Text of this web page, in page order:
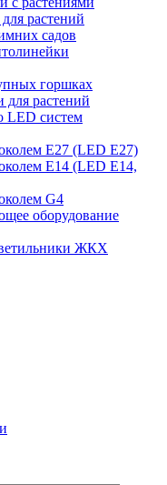
растений
садов
горшках
растений
LED систем
Е27 (LED E27)
Е14 (LED E14,
G4
оборудование
ЖКХ